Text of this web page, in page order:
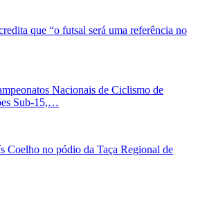
que “o futsal será uma referência no
Nacionais de Ciclismo de
Sub-15,…
Coelho no pódio da Taça Regional de